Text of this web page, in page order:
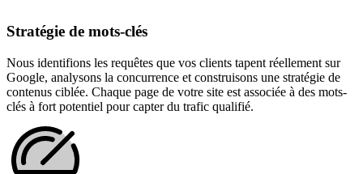
Stratégie de mots-clés
Nous identifions les requêtes que vos clients tapent réellement sur
Google, analysons la concurrence et construisons une stratégie de
contenus ciblée. Chaque page de votre site est associée à des mots-
clés à fort potentiel pour capter du trafic qualifié.